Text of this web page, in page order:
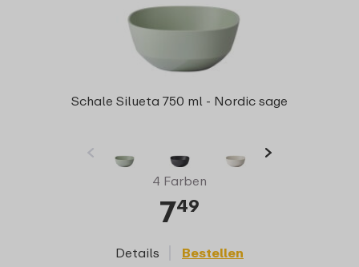
Schale Silueta 750 ml - Nordic sage
4 Farben
749
Details Bestellen